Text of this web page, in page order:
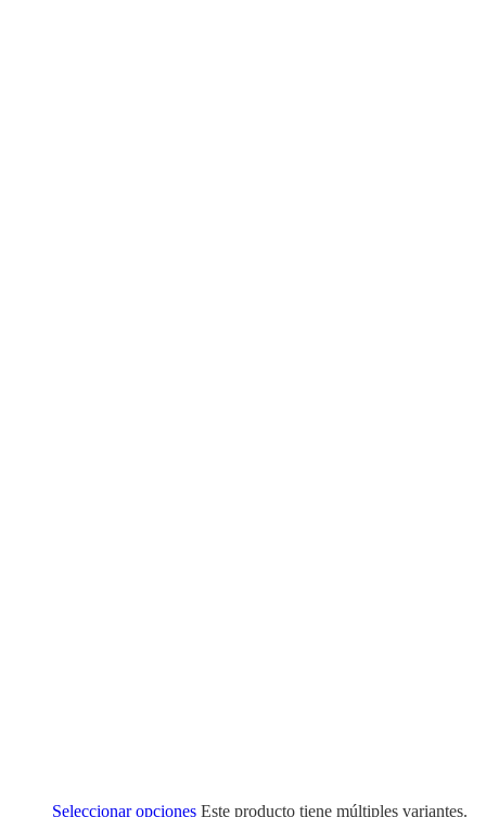
Seleccionar opciones Este producto tiene múltiples variantes.